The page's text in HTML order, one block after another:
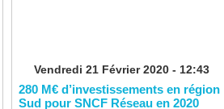
Vendredi 21 Février 2020 - 12:43
280 M€ d’investissements en région
Sud pour SNCF Réseau en 2020